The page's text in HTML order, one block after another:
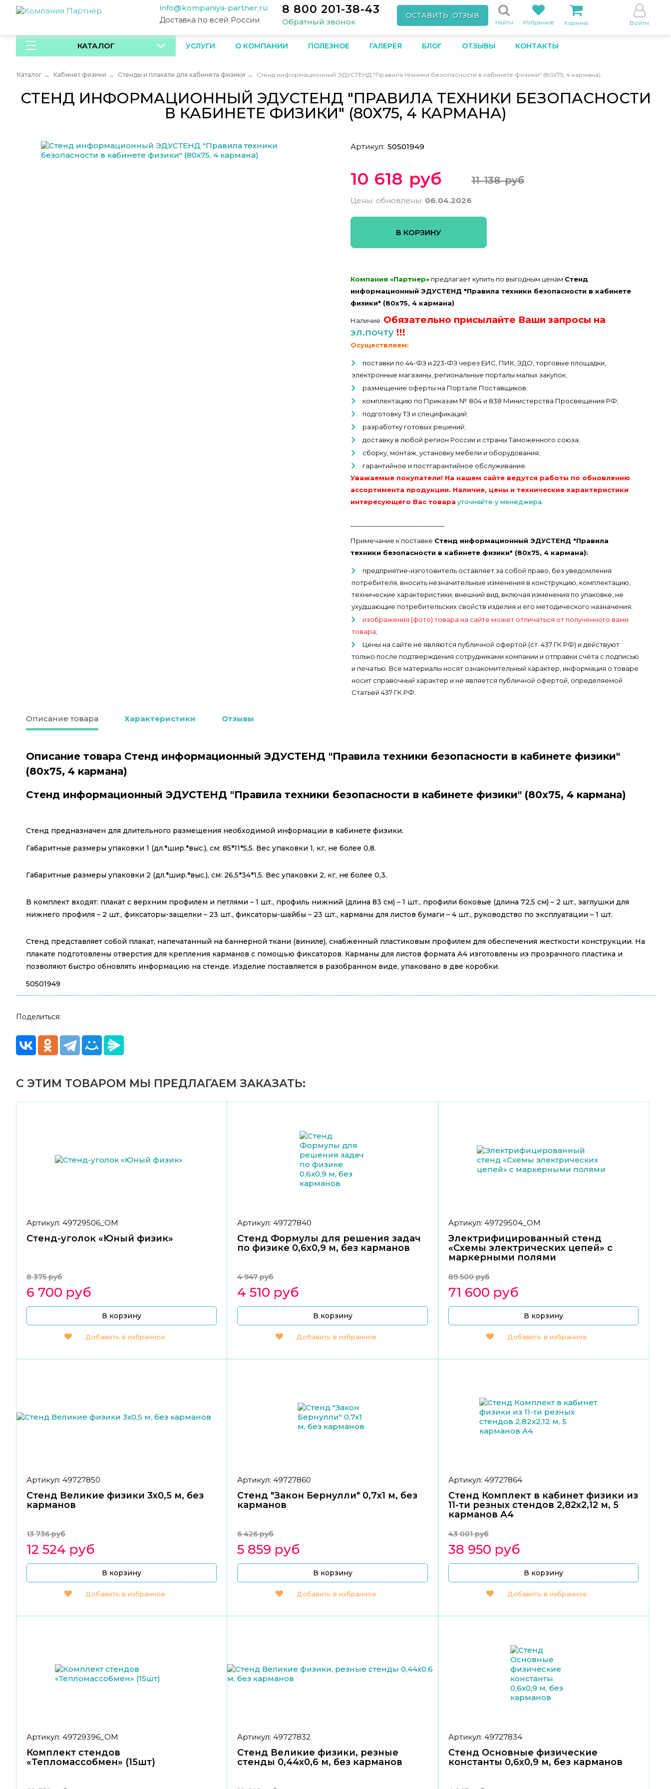
info@kompaniya-partner.ru
Доставка по всей России
8 800 201-38-43
Обратный звонок
ОСТАВИТЬ ОТЗЫВ
Найти Избранное Корзина Войти
КАТАЛОГ УСЛУГИ О КОМПАНИИ ПОЛЕЗНОЕ ГАЛЕРЕЯ БЛОГ ОТЗЫВЫ КОНТАКТЫ
Каталог → Кабинет физики → Стенды и плакаты для кабинета физики → Стенд информационный ЭДУСТЕНД "Правила техники безопасности в кабинете физики" (80х75, 4 кармана)
СТЕНД ИНФОРМАЦИОННЫЙ ЭДУСТЕНД "ПРАВИЛА ТЕХНИКИ БЕЗОПАСНОСТИ
В КАБИНЕТЕ ФИЗИКИ" (80Х75, 4 КАРМАНА)
Артикул: 50501949
10 618 руб 11 138 руб
Цены обновлены 06.04.2026
В КОРЗИНУ
Компания «Партнер» предлагает купить по выгодным ценам Стенд
информационный ЭДУСТЕНД "Правила техники безопасности в кабинете
физики" (80х75, 4 кармана)
Наличие. Обязательно присылайте Ваши запросы на
эл.почту !!!
Осуществляем:
поставки по 44-ФЗ и 223-ФЗ через ЕИС, ПИК, ЭДО, торговые площадки,
электронные магазины, региональные порталы малых закупок;
размещение оферты на Портале Поставщиков;
комплектацию по Приказам № 804 и 838 Министерства Просвещения РФ;
подготовку ТЗ и спецификаций;
разработку готовых решений;
доставку в любой регион России и страны Таможенного союза;
сборку, монтаж, установку мебели и оборудования;
гарантийное и постгарантийное обслуживание.
Уважаемые покупатели! На нашем сайте ведутся работы по обновлению
ассортимента продукции. Наличие, цены и технические характеристики
интересующего Вас товара уточняйте у менеджера.
Примечание к поставке Стенд информационный ЭДУСТЕНД "Правила
техники безопасности в кабинете физики" (80х75, 4 кармана):
предприятие-изготовитель оставляет за собой право, без уведомления
потребителя, вносить незначительные изменения в конструкцию, комплектацию,
технические характеристики, внешний вид, включая изменения по упаковке, не
ухудшающие потребительских свойств изделия и его методического назначения;
изображения (фото) товара на сайте может отличаться от полученного вами
товара;
Цены на сайте не являются публичной офертой (ст. 437 ГК РФ) и действуют
только после подтверждения сотрудниками компании и отправки счёта с подписью
и печатью. Все материалы носят ознакомительный характер, информация о товаре
носит справочный характер и не является публичной офертой, определяемой
Статьей 437 ГК РФ.
Описание товара Характеристики Отзывы
Описание товара Стенд информационный ЭДУСТЕНД "Правила техники безопасности в кабинете физики"
(80х75, 4 кармана)
Стенд информационный ЭДУСТЕНД "Правила техники безопасности в кабинете физики" (80х75, 4 кармана)
Стенд предназначен для длительного размещения необходимой информации в кабинете физики.
Габаритные размеры упаковки 1 (дл.*шир.*выс.), см: 85*11*5,5. Вес упаковки 1, кг, не более 0,8.
Габаритные размеры упаковки 2 (дл.*шир.*выс.), см: 26,5*34*1,5. Вес упаковки 2, кг, не более 0,3.
В комплект входят: плакат с верхним профилем и петлями – 1 шт., профиль нижний (длина 83 см) – 1 шт., профили боковые (длина 72,5 см) – 2 шт., заглушки для
нижнего профиля – 2 шт., фиксаторы-защелки – 23 шт., фиксаторы-шайбы – 23 шт., карманы для листов бумаги – 4 шт., руководство по эксплуатации – 1 шт.
Стенд представляет собой плакат, напечатанный на баннерной ткани (виниле), снабженный пластиковым профилем для обеспечения жесткости конструкции. На
плакате подготовлены отверстия для крепления карманов с помощью фиксаторов. Карманы для листов формата А4 изготовлены из прозрачного пластика и
позволяют быстро обновлять информацию на стенде. Изделие поставляется в разобранном виде, упаковано в две коробки.
50501949
Поделиться:
С ЭТИМ ТОВАРОМ МЫ ПРЕДЛАГАЕМ ЗАКАЗАТЬ:
Артикул: 49729506_ОМ
Стенд-уголок «Юный физик»
8 375 руб
6 700 руб
В корзину
Добавить в избранное
Артикул: 49727840
Стенд Формулы для решения задач
по физике 0,6x0,9 м, без карманов
4 947 руб
4 510 руб
В корзину
Добавить в избранное
Артикул: 49729504_ОМ
Электрифицированный стенд
«Схемы электрических цепей» с
маркерными полями
89 500 руб
71 600 руб
В корзину
Добавить в избранное
Артикул: 49727850
Стенд Великие физики 3x0,5 м, без
карманов
13 736 руб
12 524 руб
В корзину
Добавить в избранное
Артикул: 49727860
Стенд "Закон Бернулли" 0,7х1 м, без
карманов
6 426 руб
5 859 руб
В корзину
Добавить в избранное
Артикул: 49727864
Стенд Комплект в кабинет физики из
11-ти резных стендов 2,82х2,12 м, 5
карманов А4
43 001 руб
38 950 руб
В корзину
Добавить в избранное
Артикул: 49729396_ОМ
Комплект стендов
«Тепломассобмен» (15шт)
Артикул: 49727832
Стенд Великие физики, резные
стенды 0,44x0,6 м, без карманов
Артикул: 49727834
Стенд Основные физические
константы 0,6x0,9 м, без карманов